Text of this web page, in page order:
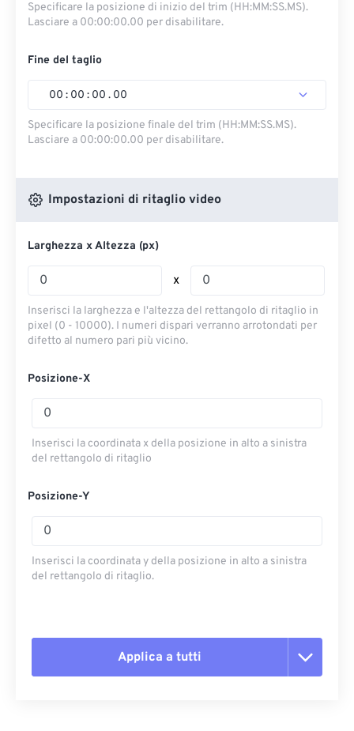
Specificare la posizione di inizio del trim (HH:MM:SS.MS).
Lasciare a 00:00:00.00 per disabilitare.
Fine del taglio
00 : 00 : 00 . 00
Specificare la posizione finale del trim (HH:MM:SS.MS).
Lasciare a 00:00:00.00 per disabilitare.
Impostazioni di ritaglio video
Larghezza x Altezza (px)
x
Inserisci la larghezza e l'altezza del rettangolo di ritaglio in
pixel (0 - 10000). I numeri dispari verranno arrotondati per
difetto al numero pari più vicino.
Posizione-X
Inserisci la coordinata x della posizione in alto a sinistra
del rettangolo di ritaglio
Posizione-Y
Inserisci la coordinata y della posizione in alto a sinistra
del rettangolo di ritaglio.
Applica a tutti